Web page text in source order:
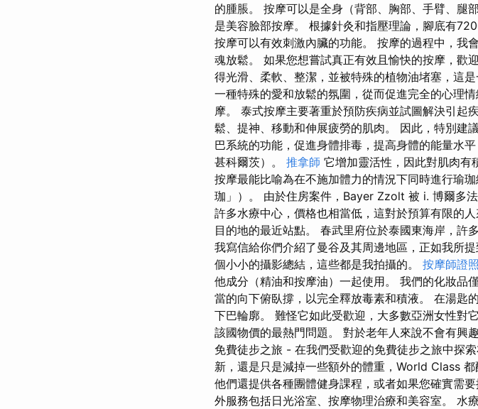
的腫脹。 按摩可以是全身（背部、胸部、手臂、腿
是美容臉部按摩。 根據針灸和指壓理論，腳底有
按摩可以有效刺激內臟的功能。 按摩的過程中，我
魂放鬆。 如果您想嘗試真正有效且愉快的按摩，歡
得光滑、柔軟、整潔，並被特殊的植物油堵塞，這
一種特殊的愛和放鬆的氛圍，從而促進完全的心理
摩。 泰式按摩主要著重於預防疾病並試圖解決引起
鬆、提神、移動和伸展疲勞的肌肉。 因此，特別建
巴系統的功能，促進身體排毒，提高身體的能量水
甚科爾茨）。 推拿師 它增加靈活性，因此對肌肉有
按摩最能比喻為在不施加體力的情況下同時進行瑜
珈」）。 由於住房案件，Bayer Zzolt 被 i. 博爾多
許多水療中心，價格也相當低，這對於預算有限的
目的地的最近站點。 春武里府位於泰國東海岸，許
我寫信給你們介紹了曼谷及其周邊地區，正如我所
個小小的攝影總結，這些都是我拍攝的。 按摩師證照
他成分（精油和按摩油）一起使用。 我們的化妝品
當的向下俯臥撐，以完全釋放毒素和積液。 在湯匙
下巴輪廓。 難怪它如此受歡迎，大多數亞洲女性對
該國物價的最熱門問題。 對於老年人來說不會有興
免費徒步之旅 - 在我們受歡迎的免費徒步之旅中探
新，還是只是減掉一些額外的體重，World Class
他們還提供各種團體健身課程，或者如果您確實需
外服務包括日光浴室、按摩物理治療和美容室。 水